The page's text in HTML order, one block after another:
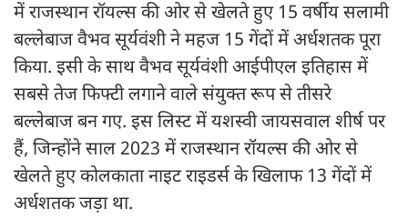
में राजस्थान रॉयल्स की ओर से खेलते हुए 15 वर्षीय सलामी
बल्लेबाज वैभव सूर्यवंशी ने महज 15 गेंदों में अर्धशतक पूरा
किया. इसी के साथ वैभव सूर्यवंशी आईपीएल इतिहास में
सबसे तेज फिफ्टी लगाने वाले संयुक्त रूप से तीसरे
बल्लेबाज बन गए. इस लिस्ट में यशस्वी जायसवाल शीर्ष पर
हैं, जिन्होंने साल 2023 में राजस्थान रॉयल्स की ओर से
खेलते हुए कोलकाता नाइट राइडर्स के खिलाफ 13 गेंदों में
अर्धशतक जड़ा था.